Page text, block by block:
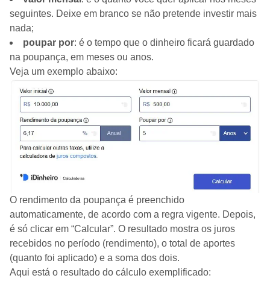
seguintes. Deixe em branco se não pretende investir mais
nada;
poupar por: é o tempo que o dinheiro ficará guardado
na poupança, em meses ou anos.
Veja um exemplo abaixo:
O rendimento da poupança é preenchido
automaticamente, de acordo com a regra vigente. Depois,
é só clicar em “Calcular”. O resultado mostra os juros
recebidos no período (rendimento), o total de aportes
(quanto foi aplicado) e a soma dos dois.
Aqui está o resultado do cálculo exemplificado: